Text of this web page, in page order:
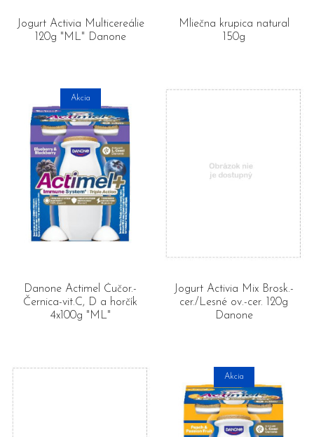
Jogurt Activia Multicereálie
120g "ML" Danone
Mliečna krupica natural
150g
Akcia
Danone Actimel Čučor.-
Černica-vit.C, D a horčík
4x100g "ML"
Jogurt Activia Mix Brosk.-
cer./Lesné ov.-cer. 120g
Danone
Akcia